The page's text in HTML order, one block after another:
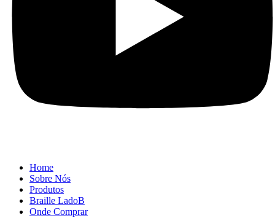
Home
Sobre Nós
Produtos
Braille LadoB
Onde Comprar